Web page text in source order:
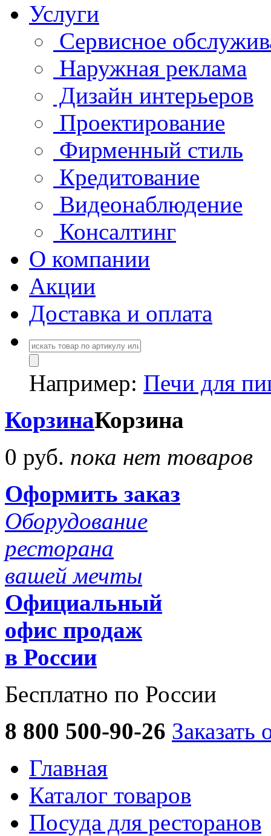
Услуги
Сервисное
Наружная реклама
Дизайн интерьеров
Проектирование
Фирменный стиль
Кредитование
Видеонаблюдение
Консалтинг
О компании
Акции
Доставка и оплата
Например: Печи для
КорзинаКорзина
0 руб. пока нет товаров
Оформить заказ
Оборудование
ресторана
вашей мечты
Официальный
офис продаж
в России
Бесплатно по России
8 800 500-90-26 Заказать
Главная
Каталог товаров
Посуда для ресторанов